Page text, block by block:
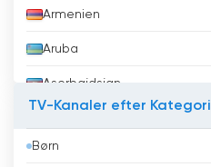
Armenien
Aruba
Aserbajdsjan
Bahrain
TV-Kanaler efter Kategori
Børn